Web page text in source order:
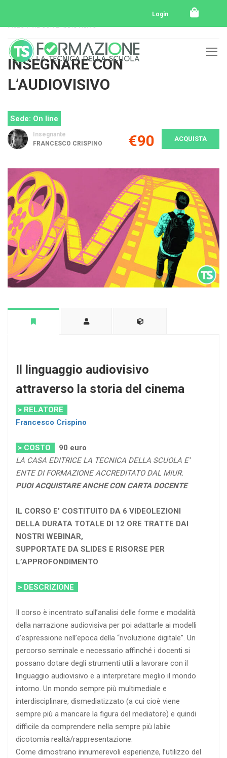
Login
INSEGNARE CON L’AUDIOVISIVO
INSEGNARE CON
L’AUDIOVISIVO
Sede: On line
Insegnante
FRANCESCO CRISPINO
€90 ACQUISTA
Il linguaggio audiovisivo
attraverso la storia del cinema
> RELATORE
Francesco Crispino
> COSTO
90 euro
LA CASA EDITRICE LA TECNICA DELLA SCUOLA E’
ENTE DI FORMAZIONE ACCREDITATO DAL MIUR.
PUOI ACQUISTARE ANCHE CON CARTA DOCENTE
IL CORSO E’ COSTITUITO DA 6 VIDEOLEZIONI
DELLA DURATA TOTALE DI 12 ORE TRATTE DAI
NOSTRI WEBINAR,
SUPPORTATE DA SLIDES E RISORSE PER
L’APPROFONDIMENTO
> DESCRIZIONE
Il corso è incentrato sull’analisi delle forme e modalità
della narrazione audiovisiva per poi adattarle ai modelli
d’espressione nell’epoca della “rivoluzione digitale”. Un
percorso seminale e necessario affinché i docenti si
possano dotare degli strumenti utili a lavorare con il
linguaggio audiovisivo e a interpretare meglio il mondo
intorno. Un mondo sempre più multimediale e
interdisciplinare, dismediatizzato (a cui cioè viene
sempre più a mancare la figura del mediatore) e quindi
difficile da comprendere nella sempre più labile
dicotomia realtà/rappresentazione.
Come dimostrano innumerevoli esperienze, l’utilizzo del